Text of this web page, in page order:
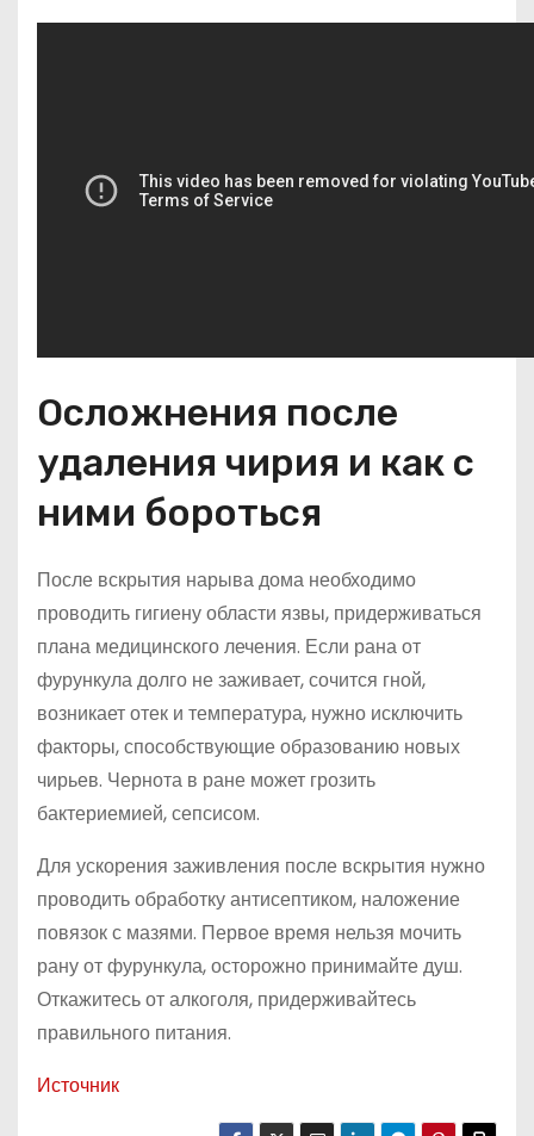
Осложнения после
удаления чирия и как с
ними бороться
После вскрытия нарыва дома необходимо
проводить гигиену области язвы, придерживаться
плана медицинского лечения. Если рана от
фурункула долго не заживает, сочится гной,
возникает отек и температура, нужно исключить
факторы, способствующие образованию новых
чирьев. Чернота в ране может грозить
бактериемией, сепсисом.
Для ускорения заживления после вскрытия нужно
проводить обработку антисептиком, наложение
повязок с мазями. Первое время нельзя мочить
рану от фурункула, осторожно принимайте душ.
Откажитесь от алкоголя, придерживайтесь
правильного питания.
Источник